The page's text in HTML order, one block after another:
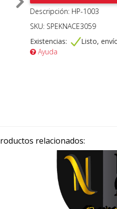
Descripción: HP-1003
SKU: SPEKNACE3059
Existencias:
Listo,
Ayuda
relacionados: